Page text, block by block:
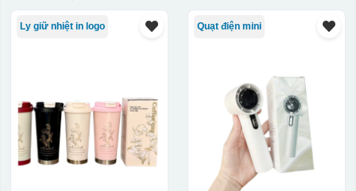
Ly giữ nhiệt in logo Quạt điện mini